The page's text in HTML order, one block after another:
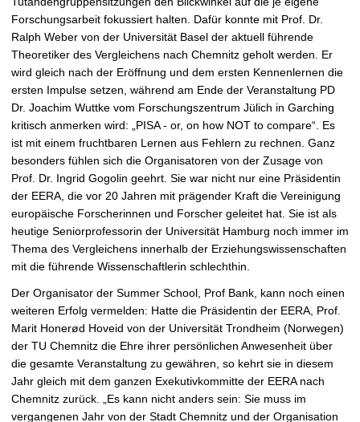
Forschungsarbeit fokussiert halten. Dafür konnte mit Prof. Dr.
Ralph Weber von der Universität Basel der aktuell führende
Theoretiker des Vergleichens nach Chemnitz geholt werden. Er
wird gleich nach der Eröffnung und dem ersten Kennenlernen die
ersten Impulse setzen, während am Ende der Veranstaltung PD
Dr. Joachim Wuttke vom Forschungszentrum Jülich in Garching
kritisch anmerken wird: „PISA - or, on how NOT to compare“. Es
ist mit einem fruchtbaren Lernen aus Fehlern zu rechnen. Ganz
besonders fühlen sich die Organisatoren von der Zusage von
Prof. Dr. Ingrid Gogolin geehrt. Sie war nicht nur eine Präsidentin
der EERA, die vor 20 Jahren mit prägender Kraft die Vereinigung
europäische Forscherinnen und Forscher geleitet hat. Sie ist als
heutige Seniorprofessorin der Universität Hamburg noch immer im
Thema des Vergleichens innerhalb der Erziehungswissenschaften
mit die führende Wissenschaftlerin schlechthin.
Der Organisator der Summer School, Prof Bank, kann noch einen
weiteren Erfolg vermelden: Hatte die Präsidentin der EERA, Prof.
Marit Honerød Hoveid von der Universität Trondheim (Norwegen)
der TU Chemnitz die Ehre ihrer persönlichen Anwesenheit über
die gesamte Veranstaltung zu gewähren, so kehrt sie in diesem
Jahr gleich mit dem ganzen Exekutivkommitte der EERA nach
Chemnitz zurück. „Es kann nicht anders sein: Sie muss im
vergangenen Jahr von der Stadt Chemnitz und der Organisation